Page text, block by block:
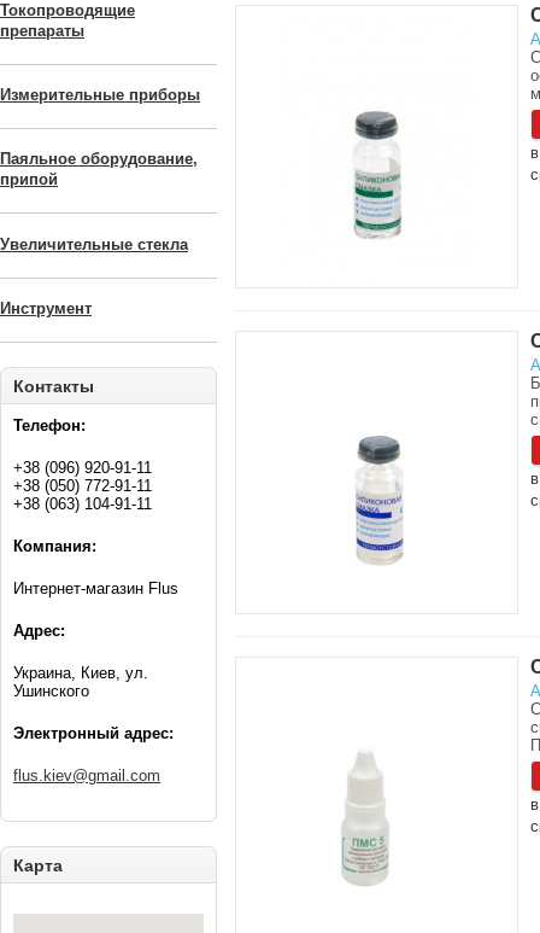
Токопроводящие
препараты
Измерительные приборы
Паяльное оборудование,
припой
Увеличительные стекла
Инструмент
Контакты
Телефон:
+38 (096) 920-91-11
+38 (050) 772-91-11
+38 (063) 104-91-11
Компания:
Интернет-магазин Flus
Адрес:
Украина, Киев, ул.
Ушинского
Электронный адрес:
flus.kiev@gmail.com
Карта